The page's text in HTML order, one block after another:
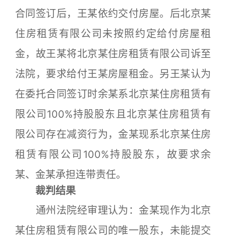
合同签订后，王某依约交付房屋。后北京某
住房租赁有限公司未按照约定给付房屋租
金，故王某将北京某住房租赁有限公司诉至
法院，要求给付王某房屋租金。另王某认为
在委托合同签订时余某系北京某住房租赁有
限公司100%持股股东且北京某住房租赁有
限公司存在减资行为，金某现系北京某住房
租赁有限公司100%持股股东，故要求余
某、金某承担连带责任。
裁判结果
通州法院经审理认为：金某现作为北京
某住房租赁有限公司的唯一股东，未能提交